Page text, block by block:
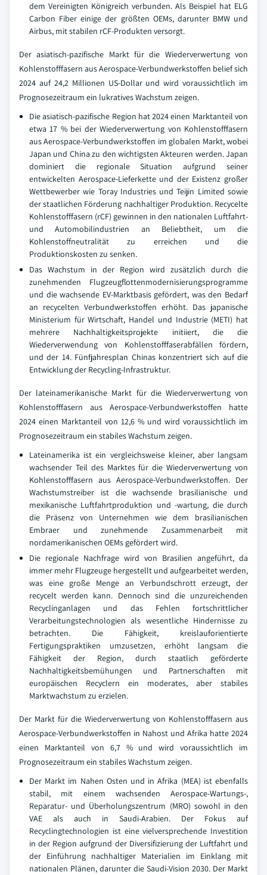
dem Vereinigten Königreich verbunden. Als Beispiel hat ELG
Carbon Fiber einige der größten OEMs, darunter BMW und
Airbus, mit stabilen rCF-Produkten versorgt.
Der asiatisch-pazifische Markt für die Wiederverwertung von
Kohlenstofffasern aus Aerospace-Verbundwerkstoffen belief sich
2024 auf 24,2 Millionen US-Dollar und wird voraussichtlich im
Prognosezeitraum ein lukratives Wachstum zeigen.
Die asiatisch-pazifische Region hat 2024 einen Marktanteil von
etwa 17 % bei der Wiederverwertung von Kohlenstofffasern
aus Aerospace-Verbundwerkstoffen im globalen Markt, wobei
Japan und China zu den wichtigsten Akteuren werden. Japan
dominiert die regionale Situation aufgrund seiner
entwickelten Aerospace-Lieferkette und der Existenz großer
Wettbewerber wie Toray Industries und Teijin Limited sowie
der staatlichen Förderung nachhaltiger Produktion. Recycelte
Kohlenstofffasern (rCF) gewinnen in den nationalen Luftfahrt-
und Automobilindustrien an Beliebtheit, um die
Kohlenstoffneutralität zu erreichen und die
Produktionskosten zu senken.
Das Wachstum in der Region wird zusätzlich durch die
zunehmenden Flugzeugflottenmodernisierungsprogramme
und die wachsende EV-Marktbasis gefördert, was den Bedarf
an recycelten Verbundwerkstoffen erhöht. Das japanische
Ministerium für Wirtschaft, Handel und Industrie (METI) hat
mehrere Nachhaltigkeitsprojekte initiiert, die die
Wiederverwendung von Kohlenstofffaserabfällen fördern,
und der 14. Fünfjahresplan Chinas konzentriert sich auf die
Entwicklung der Recycling-Infrastruktur.
Der lateinamerikanische Markt für die Wiederverwertung von
Kohlenstofffasern aus Aerospace-Verbundwerkstoffen hatte
2024 einen Marktanteil von 12,6 % und wird voraussichtlich im
Prognosezeitraum ein stabiles Wachstum zeigen.
Lateinamerika ist ein vergleichsweise kleiner, aber langsam
wachsender Teil des Marktes für die Wiederverwertung von
Kohlenstofffasern aus Aerospace-Verbundwerkstoffen. Der
Wachstumstreiber ist die wachsende brasilianische und
mexikanische Luftfahrtproduktion und -wartung, die durch
die Präsenz von Unternehmen wie dem brasilianischen
Embraer und zunehmende Zusammenarbeit mit
nordamerikanischen OEMs gefördert wird.
Die regionale Nachfrage wird von Brasilien angeführt, da
immer mehr Flugzeuge hergestellt und aufgearbeitet werden,
was eine große Menge an Verbundschrott erzeugt, der
recycelt werden kann. Dennoch sind die unzureichenden
Recyclinganlagen und das Fehlen fortschrittlicher
Verarbeitungstechnologien als wesentliche Hindernisse zu
betrachten. Die Fähigkeit, kreislauforientierte
Fertigungspraktiken umzusetzen, erhöht langsam die
Fähigkeit der Region, durch staatlich geförderte
Nachhaltigkeitsbemühungen und Partnerschaften mit
europäischen Recyclern ein moderates, aber stabiles
Marktwachstum zu erzielen.
Der Markt für die Wiederverwertung von Kohlenstofffasern aus
Aerospace-Verbundwerkstoffen in Nahost und Afrika hatte 2024
einen Marktanteil von 6,7 % und wird voraussichtlich im
Prognosezeitraum ein stabiles Wachstum zeigen.
Der Markt im Nahen Osten und in Afrika (MEA) ist ebenfalls
stabil, mit einem wachsenden Aerospace-Wartungs-,
Reparatur- und Überholungszentrum (MRO) sowohl in den
VAE als auch in Saudi-Arabien. Der Fokus auf
Recyclingtechnologien ist eine vielversprechende Investition
in der Region aufgrund der Diversifizierung der Luftfahrt und
der Einführung nachhaltiger Materialien im Einklang mit
nationalen Plänen, darunter die Saudi-Vision 2030. Der Markt